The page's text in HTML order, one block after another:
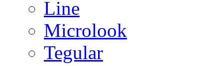
Line
Microlook
Tegular